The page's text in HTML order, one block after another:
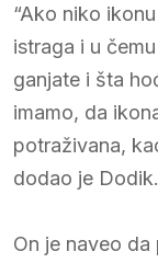
“Ako niko
istraga i u
ganjate i šta
imamo, da
potraživana,
dodao je Dodik.
On je naveo